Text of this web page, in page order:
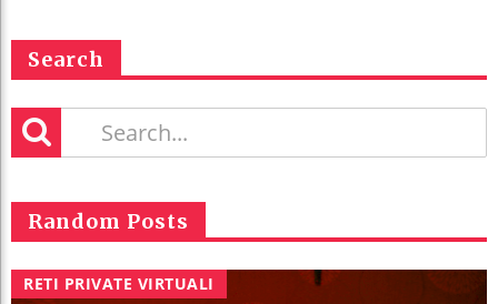
Search
Random Posts
RETI PRIVATE VIRTUALI